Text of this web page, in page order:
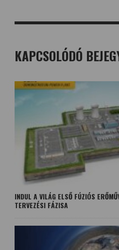
KAPCSOLÓDÓ
INDUL A VILÁG ELSŐ FÚZIÓS
TERVEZÉSI FÁZISA